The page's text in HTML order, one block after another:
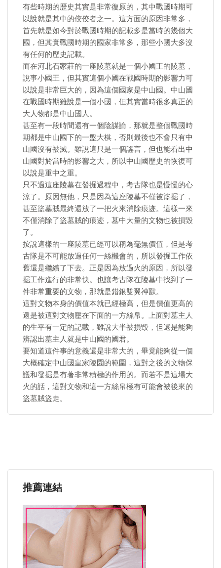
有些時期的歷史其實是非常復原的，其中戰國時期可
以說就是其中的佼佼者之一。這方面的原因非常多，
首先就是如今對於戰國時期的記載多是當時的幾個大
國，但其實戰國時期的國家非常多，那些小國大多沒
有任何的歷史記載。
而在河北石家莊的一座陵墓就是一個小國王的陵墓，
說事小國王，但其實這個小國在戰國時期的影響力可
以說是非常巨大的，因為這個國家是中山國。中山國
在戰國時期雖說是一個小國，但其實當時很多真正的
大人物都是中山國人。
甚至有一段時間還有一個陰謀論，那就是整個戰國時
期都是中山國下的一盤大棋，否則最後也不會只有中
山國沒有被滅。雖說這只是一個謠言，但也能看出中
山國對於當時的影響之大，所以中山國歷史的恢復可
以說是重中之重。
只不過這座陵墓在發掘過程中，考古隊也是慢慢的心
涼了。原因無他，只是因為這座陵墓不僅被盜掘了，
甚至盜墓賊最終還放了一把火來消除痕迹。這樣一來
不僅消除了盜墓賊的痕迹，墓中大量的文物也被損毀
了。
按說這樣的一座陵墓已經可以稱為毫無價值，但是考
古隊是不可能放過任何一絲機會的，所以發掘工作依
舊還是繼續了下去。正是因為放過火的原因，所以發
掘工作進行的非常快。也讓考古隊在陵墓中找到了一
件非常重要的文物，那就是錯銀雙翼神獸。
這對文物本身的價值本就已經極高，但是價值更高的
還是被這對文物壓在下面的一方絲帛。上面對墓主人
的生平有一定的記載，雖說大半被損毀，但還是能夠
辨認出墓主人就是中山國的國君。
要知道這件事的意義還是非常大的，畢竟能夠從一個
大概確定中山國皇家陵園的範圍，這對之後的文物保
護和發掘是有著非常積極的作用的。而若不是這場大
火的話，這對文物和這一方絲帛極有可能會被後來的
盜墓賊盜走。
推薦連結